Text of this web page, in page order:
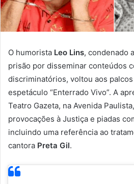
O humorista Leo Lins, condenado
prisão por disseminar conteúdos
discriminatórios, voltou aos
espetáculo “Enterrado Vivo”. A
Teatro Gazeta, na Avenida
provocações à Justiça e piadas
incluindo uma referência ao
cantora Preta Gil.